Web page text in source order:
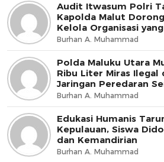
Audit Itwasum Polri
Kapolda Malut
Kelola Organisasi
Burhan A. Muhammad
Polda Maluku Utara
Ribu Liter Miras Ilegal
Jaringan Peredaran
Negara
Burhan A. Muhammad
Edukasi Humanis
Kepulauan, Siswa
dan Kemandirian
Burhan A. Muhammad